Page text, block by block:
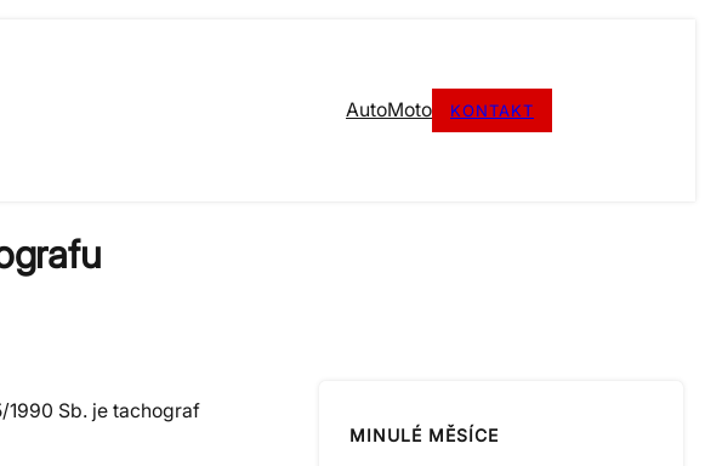
AutoMoto KONTAKT
Sb. je tachograf
MINULÉ MĚSÍCE